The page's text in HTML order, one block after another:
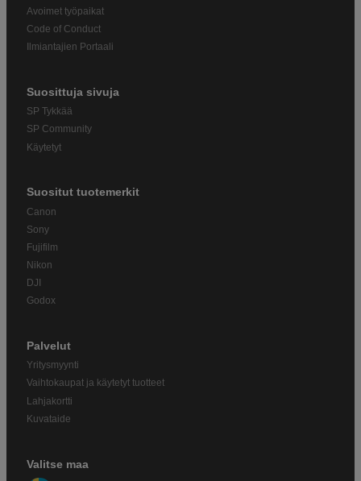
Avoimet työpaikat
Code of Conduct
Ilmiantajien Portaali
Suosittuja sivuja
SP Tykkää
SP Community
Käytetyt
Suositut tuotemerkit
Canon
Sony
Fujifilm
Nikon
DJI
Godox
Palvelut
Yritysmyynti
Vaihtokaupat ja käytetyt tuotteet
Lahjakortti
Kuvataide
Valitse maa